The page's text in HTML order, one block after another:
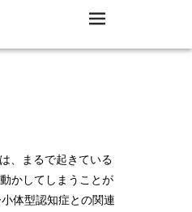
、まるで起きている
かしてしまうことが
体型認知症との関連